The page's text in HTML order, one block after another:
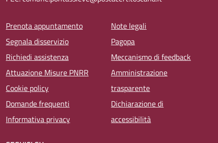
Menu piè di pagina
Prenota appuntamento
Segnala disservizio
Richiedi assistenza
Attuazione Misure PNRR
Cookie policy
Domande frequenti
Informativa privacy
Note legali
Pagopa
Meccanismo di feedback
Amministrazione
trasparente
Dichiarazione di
accessibilità